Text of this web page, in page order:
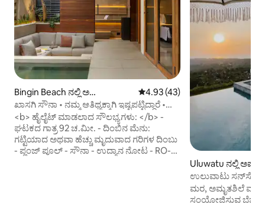
Bingin Beach ನಲ್ಲಿ ಅ
ಪಾರ್ಟ್‌ಮಂಟ್
5 ರಲ್ಲಿ 4.93 ಸರಾಸರಿ ರೇಟಿಂಗ್, 43
4.93 (43)
ಖಾಸಗಿ ಸೌನಾ • ನಮ್ಮ ಆತಿಥ್ಯಕ್ಕಾಗಿ ಇಷ್ಟಪಟ್ಟಿದ್ದಾರೆ •
ಬಿಂಗಿನ್
<b> ಹೈಲೈಟ್ ಮಾಡಲಾದ ಸೌಲಭ್ಯಗಳು: </b> -
ಘಟಕದ ಗಾತ್ರ 92 ಚ.ಮೀ. - ದಿಂಬಿನ ಮೆನು:
ಗಟ್ಟಿಯಾದ ಅಥವಾ ಹೆಚ್ಚು ಮೃದುವಾದ ಗರಿಗಳ ದಿಂಬು
- ಪ್ಲಂಜ್ ಪೂಲ್ - ಸೌನಾ - ಉದ್ಯಾನ ನೋಟ - RO-
Uluwatu ನಲ್ಲಿ
ಉಲುವಾಟು ಸನ್‌ಸೆಟ್
ಮರ, ಅಮೃತಶಿಲೆ ಮತ್ತು
ಸಂಯೋಜಿಸುವ